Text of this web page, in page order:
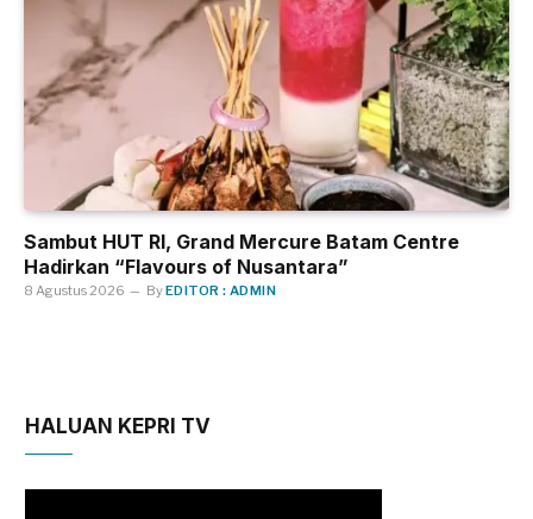
Sambut HUT RI, Grand Mercure Batam Centre
Hadirkan “Flavours of Nusantara”
8 Agustus 2026 ByEDITOR : ADMIN
HALUAN KEPRI TV